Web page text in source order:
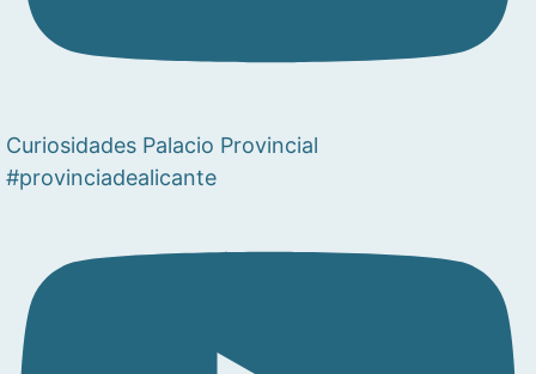
Curiosidades Palacio Provincial
#provinciadealicante